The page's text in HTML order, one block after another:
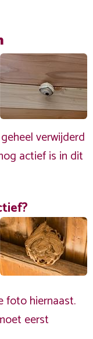
verwijderd
actief is in dit
foto hiernaast.
eerst